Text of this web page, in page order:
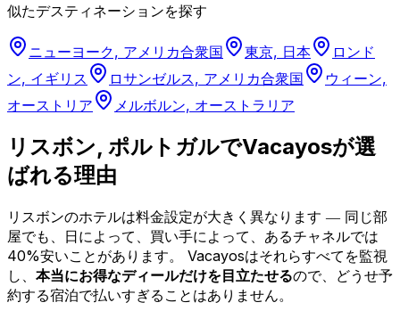
似たデスティネーションを探す
ニューヨーク, アメリカ合衆国 東京, 日本
ロンド
ン, イギリス
ロサンゼルス, アメリカ合衆国
ウィーン,
オーストリア
メルボルン, オーストラリア
リスボン, ポルトガルでVacayosが選
ばれる理由
リスボンのホテルは料金設定が大きく異なります ― 同じ部
屋でも、日によって、買い手によって、あるチャネルでは
40%安いことがあります。
Vacayosはそれらすべてを監視
し、 本当にお得なディールだけを目立たせるので、どうせ予
約する宿泊で払いすぎることはありません。